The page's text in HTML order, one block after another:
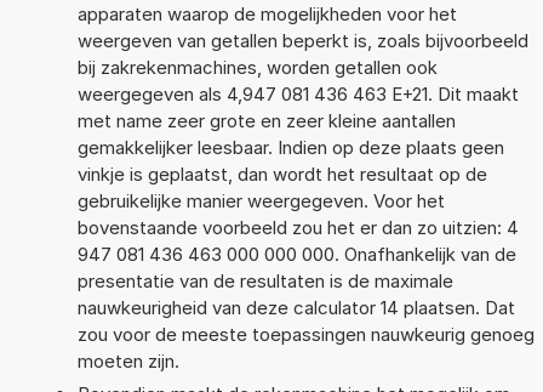
apparaten waarop de mogelijkheden voor het
weergeven van getallen beperkt is, zoals bijvoorbeeld
bij zakrekenmachines, worden getallen ook
weergegeven als 4,947 081 436 463 E+21. Dit maakt
met name zeer grote en zeer kleine aantallen
gemakkelijker leesbaar. Indien op deze plaats geen
vinkje is geplaatst, dan wordt het resultaat op de
gebruikelijke manier weergegeven. Voor het
bovenstaande voorbeeld zou het er dan zo uitzien: 4
947 081 436 463 000 000 000. Onafhankelijk van de
presentatie van de resultaten is de maximale
nauwkeurigheid van deze calculator 14 plaatsen. Dat
zou voor de meeste toepassingen nauwkeurig genoeg
moeten zijn.